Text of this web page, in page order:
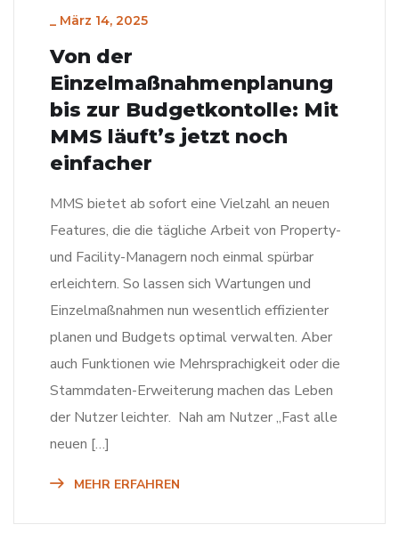
_ März 14, 2025
Von der
Einzelmaßnahmenplanung
bis zur Budgetkontolle: Mit
MMS läuft’s jetzt noch
einfacher
MMS bietet ab sofort eine Vielzahl an neuen
Features, die die tägliche Arbeit von Property-
und Facility-Managern noch einmal spürbar
erleichtern. So lassen sich Wartungen und
Einzelmaßnahmen nun wesentlich effizienter
planen und Budgets optimal verwalten. Aber
auch Funktionen wie Mehrsprachigkeit oder die
Stammdaten-Erweiterung machen das Leben
der Nutzer leichter. Nah am Nutzer „Fast alle
neuen […]
MEHR ERFAHREN